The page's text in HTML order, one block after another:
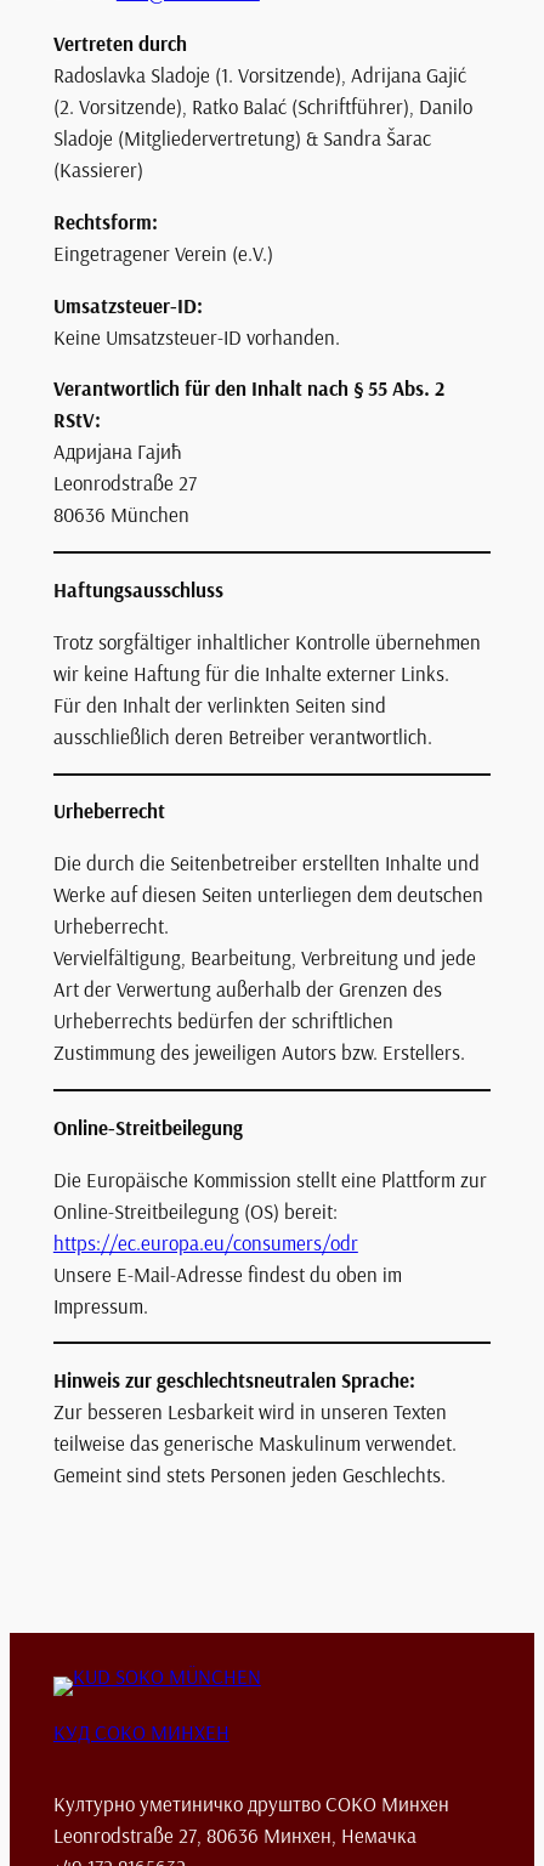
Vertreten durch
Radoslavka Sladoje (1. Vorsitzende), Adrijana Gajić
(2. Vorsitzende), Ratko Balać (Schriftführer), Danilo
Sladoje (Mitgliedervertretung) & Sandra Šarac
(Kassierer)
Rechtsform:
Eingetragener Verein (e.V.)
Umsatzsteuer-ID:
Keine Umsatzsteuer-ID vorhanden.
Verantwortlich für den Inhalt nach § 55 Abs. 2
RStV:
Адријана Гајић
Leonrodstraße 27
80636 München
Haftungsausschluss
Trotz sorgfältiger inhaltlicher Kontrolle übernehmen
wir keine Haftung für die Inhalte externer Links.
Für den Inhalt der verlinkten Seiten sind
ausschließlich deren Betreiber verantwortlich.
Urheberrecht
Die durch die Seitenbetreiber erstellten Inhalte und
Werke auf diesen Seiten unterliegen dem deutschen
Urheberrecht.
Vervielfältigung, Bearbeitung, Verbreitung und jede
Art der Verwertung außerhalb der Grenzen des
Urheberrechts bedürfen der schriftlichen
Zustimmung des jeweiligen Autors bzw. Erstellers.
Online-Streitbeilegung
Die Europäische Kommission stellt eine Plattform zur
Online-Streitbeilegung (OS) bereit:
https://ec.europa.eu/consumers/odr
Unsere E-Mail-Adresse findest du oben im
Impressum.
Hinweis zur geschlechtsneutralen Sprache:
Zur besseren Lesbarkeit wird in unseren Texten
teilweise das generische Maskulinum verwendet.
Gemeint sind stets Personen jeden Geschlechts.
КУД СОКО МИНХЕН
Културно уметиничко друштво СОКО Минхен
Leonrodstraße 27, 80636 Минхен, Немачка